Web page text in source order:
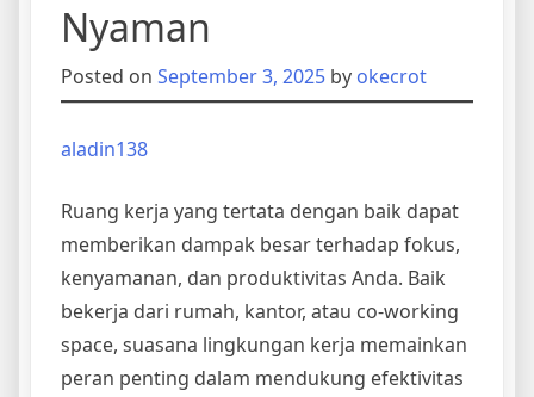
Nyaman
Posted on September 3, 2025 by okecrot
aladin138
Ruang kerja yang tertata dengan baik dapat
memberikan dampak besar terhadap fokus,
kenyamanan, dan produktivitas Anda. Baik
bekerja dari rumah, kantor, atau co-working
space, suasana lingkungan kerja memainkan
peran penting dalam mendukung efektivitas